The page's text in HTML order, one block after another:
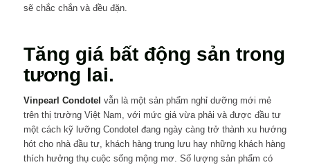
sẽ chắc chắn và đều đặn.
Tăng giá bất động sản trong
tương lai.
Vinpearl Condotel vẫn là một sản phẩm nghỉ dưỡng mới mẻ
trên thị trường Việt Nam, với mức giá vừa phải và được đầu tư
một cách kỹ lưỡng Condotel đang ngày càng trở thành xu hướng
hót cho nhà đầu tư, khách hàng trung lưu hay những khách hàng
thích hưởng thụ cuộc sống mộng mơ. Số lượng sản phẩm có